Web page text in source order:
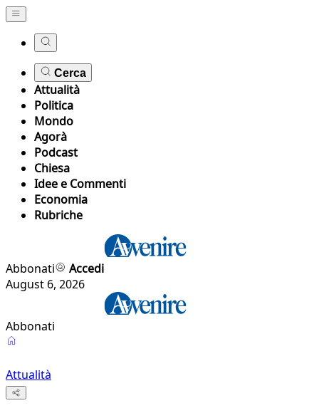
Cerca
Attualità
Politica
Mondo
Agorà
Podcast
Chiesa
Idee e Commenti
Economia
Rubriche
Abbonati
Accedi
August 6, 2026
Abbonati
Attualità